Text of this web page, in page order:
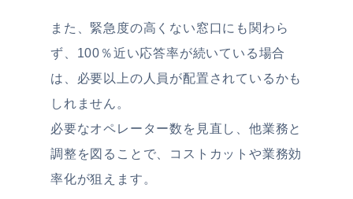
また、緊急度の高くない窓口にも関わら
ず、100％近い応答率が続いている場合
は、必要以上の人員が配置されているかも
しれません。
必要なオペレーター数を見直し、他業務と
調整を図ることで、コストカットや業務効
率化が狙えます。